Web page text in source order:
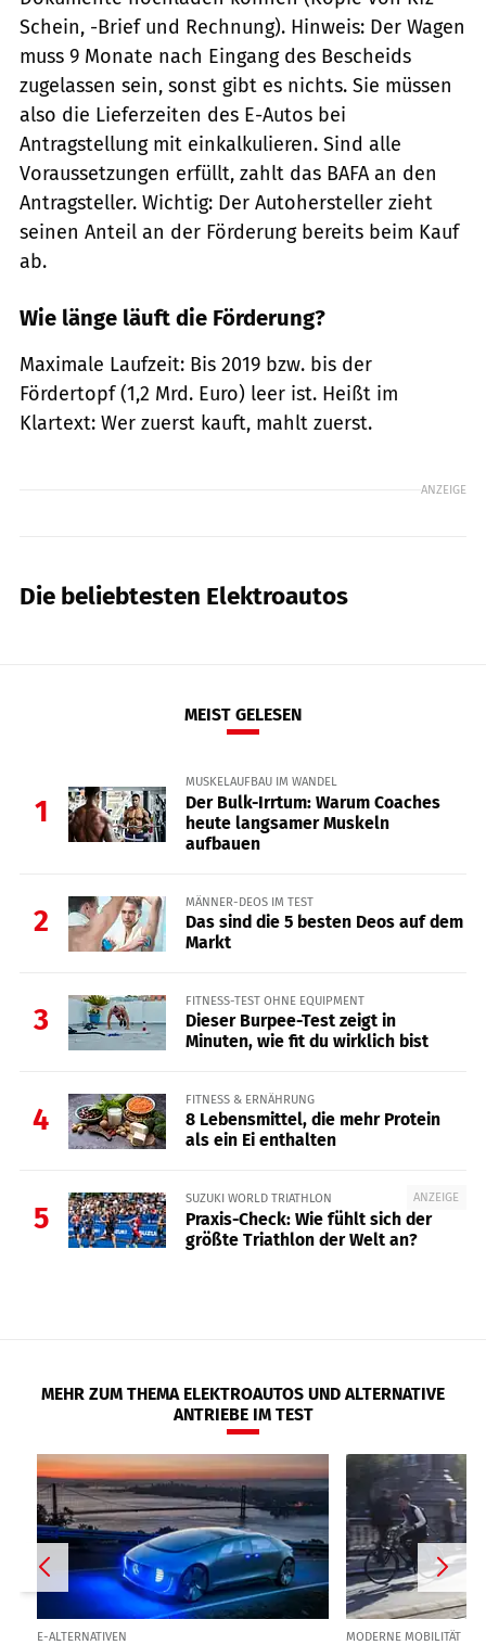
Schein, -Brief und Rechnung). Hinweis: Der Wagen
muss 9 Monate nach Eingang des Bescheids
zugelassen sein, sonst gibt es nichts. Sie müssen
also die Lieferzeiten des E-Autos bei
Antragstellung mit einkalkulieren. Sind alle
Voraussetzungen erfüllt, zahlt das BAFA an den
Antragsteller. Wichtig: Der Autohersteller zieht
seinen Anteil an der Förderung bereits beim Kauf
ab.
Wie länge läuft die Förderung?
Maximale Laufzeit: Bis 2019 bzw. bis der
Fördertopf (1,2 Mrd. Euro) leer ist. Heißt im
Klartext: Wer zuerst kauft, mahlt zuerst.
ANZEIGE
Die beliebtesten Elektroautos
MEIST GELESEN
1
MUSKELAUFBAU IM WANDEL
Der Bulk-Irrtum: Warum Coaches
heute langsamer Muskeln
aufbauen
2
MÄNNER-DEOS IM TEST
Das sind die 5 besten Deos auf dem
Markt
3
FITNESS-TEST OHNE EQUIPMENT
Dieser Burpee-Test zeigt in
Minuten, wie fit du wirklich bist
4
FITNESS & ERNÄHRUNG
8 Lebensmittel, die mehr Protein
als ein Ei enthalten
5
ANZEIGE
SUZUKI WORLD TRIATHLON
Praxis-Check: Wie fühlt sich der
größte Triathlon der Welt an?
MEHR ZUM THEMA ELEKTROAUTOS UND ALTERNATIVE
ANTRIEBE IM TEST
E-ALTERNATIVEN MODERNE MOBILITÄT